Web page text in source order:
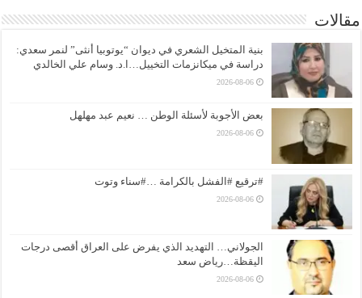
مقالات
بنية المتخيل الشعري في ديوان “يوتوبيا أنثى” لنمر سعدي:
دراسة في ميكانزمات التخييل…ا.د. وسام علي الخالدي
2026-08-06
بعض الأجوبة لأسئلة الوطن … نعيم عبد مهلهل
2026-08-06
#ترقيع #الفشل بالكرامة …#سناء وتوت
2026-08-06
الجولاني… التهديد الذي يفرض على العراق أقصى درجات
اليقظة…رياض سعد
2026-08-06